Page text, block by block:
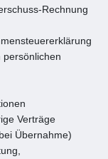
Rechnung
persönlichen
Verträge
Übernahme)